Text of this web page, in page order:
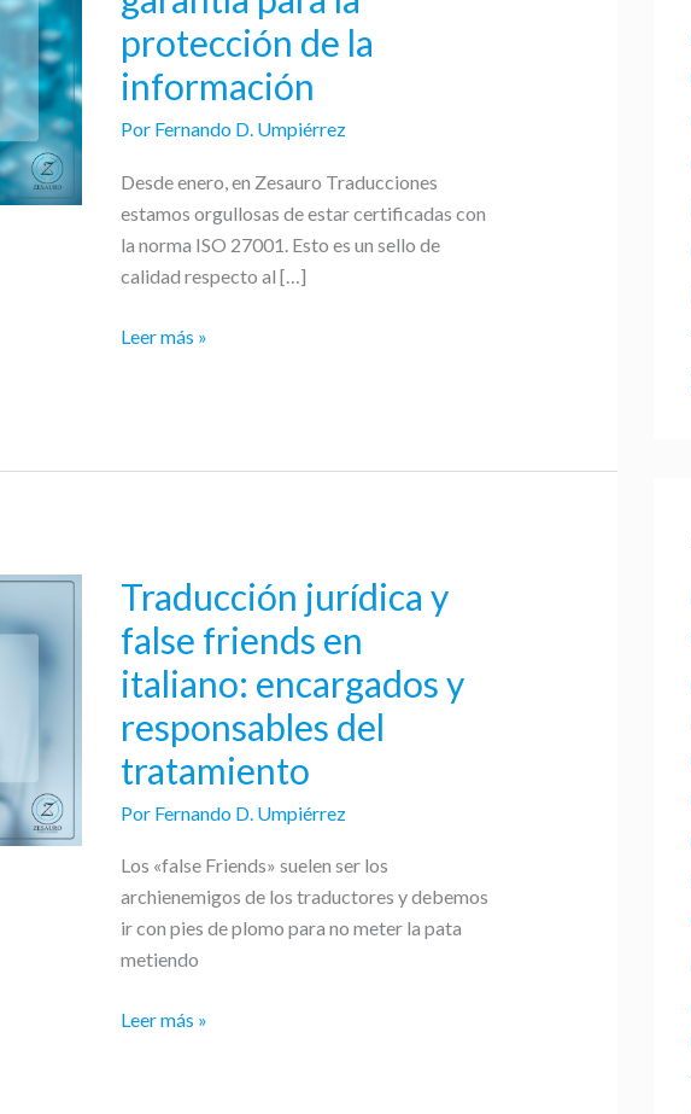
protección de la
información
Por Fernando D. Umpiérrez
Desde enero, en Zesauro Traducciones
estamos orgullosas de estar certificadas con
la norma ISO 27001. Esto es un sello de
calidad respecto al […]
27001:
la
garantía
para
la
Leer más »
Traducción jurídica y
false friends en
italiano: encargados y
responsables del
tratamiento
Por Fernando D. Umpiérrez
Los «false Friends» suelen ser los
archienemigos de los traductores y debemos
ir con pies de plomo para no meter la pata
metiendo
Traducción
y
false
en
italiano:
encargados
responsables
del
tratamiento
Leer más »